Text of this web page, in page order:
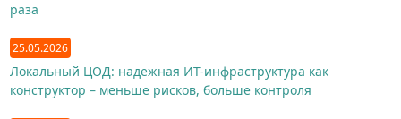
раза
25.05.2026
Локальный ЦОД: надежная ИТ-инфраструктура как
конструктор – меньше рисков, больше контроля